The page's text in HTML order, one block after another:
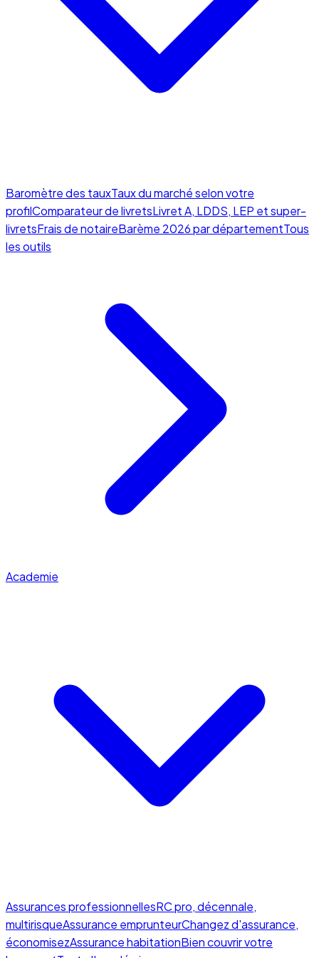
Baromètre des tauxTaux du marché selon votre
profilComparateur de livretsLivret A, LDDS, LEP et super-
livretsFrais de notaireBarème 2026 par départementTous
les outils
Academie
Assurances professionnellesRC pro, décennale,
multirisqueAssurance emprunteurChangez d'assurance,
économisezAssurance habitationBien couvrir votre